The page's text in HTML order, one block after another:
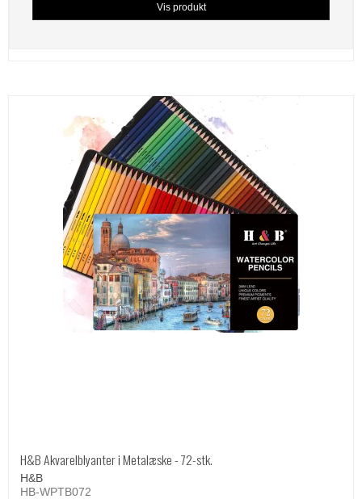
Vis produkt
H&B Akvarelblyanter i Metalæske - 72-stk.
H&B
HB-WPTB072